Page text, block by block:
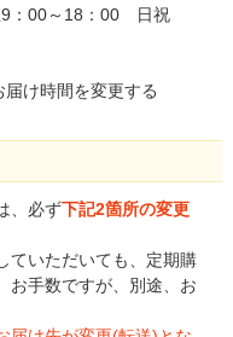
：00～18：00 日祝
け時間を変更する
、必ず下記2箇所の変更
ていただいても、定期購
お手数ですが、別途、お